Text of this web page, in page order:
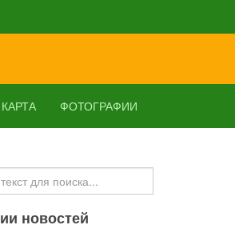
КАРТА ФОТОГРАФИИ
новостей